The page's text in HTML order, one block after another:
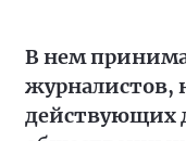
В нем
журналистов,
действующих